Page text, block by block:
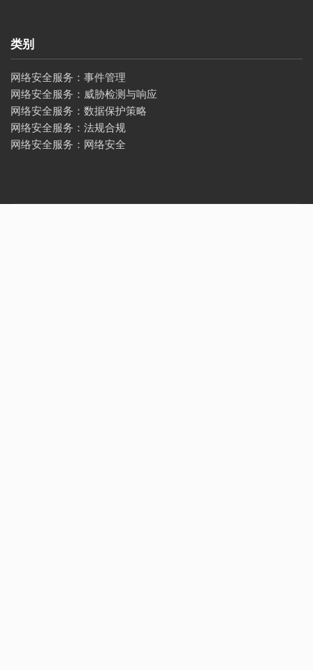
类别
网络安全服务：事件管理
网络安全服务：威胁检测与响应
网络安全服务：数据保护策略
网络安全服务：法规合规
网络安全服务：网络安全